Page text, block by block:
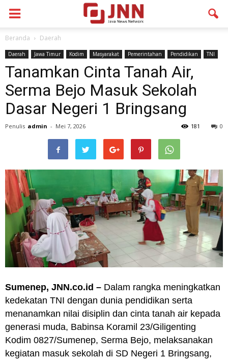
Beranda Daerah
Daerah Jawa Timur Kodim Masyarakat Pemerintahan Pendidikan TNI
Tanamkan Cinta Tanah Air,
Serma Bejo Masuk Sekolah
Dasar Negeri 1 Bringsang
Penulis admin - Mei 7, 2026 0
181
Sumenep, JNN.co.id – Dalam rangka meningkatkan
kedekatan TNI dengan dunia pendidikan serta
menanamkan nilai disiplin dan cinta tanah air kepada
generasi muda, Babinsa Koramil 23/Giligenting
Kodim 0827/Sumenep, Serma Bejo, melaksanakan
kegiatan masuk sekolah di SD Negeri 1 Bringsang,